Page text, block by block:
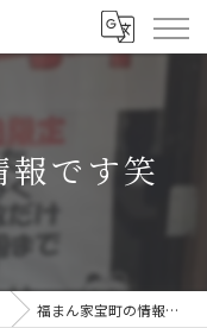
です笑
福まん家宝町の情報です笑